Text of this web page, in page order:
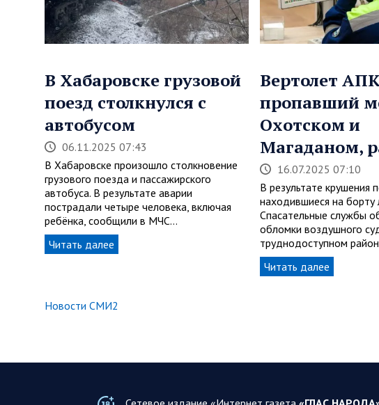
В Хабаровске грузовой
поезд столкнулся с
автобусом
06.11.2025 07:43
В Хабаровске произошло столкновение
грузового поезда и пассажирского
автобуса. В результате аварии
пострадали четыре человека, включая
ребёнка, сообщили в МЧС…
Читать далее
Вертолет
пропавший
Охотском и
Магаданом,
16.07.2025 07:10
В результате крушения
находившиеся на борту
Спасательные службы
обломки воздушного
труднодоступном
Читать далее
Новости СМИ2